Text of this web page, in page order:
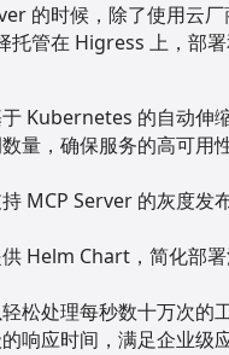
的时候，除了使用云
托管在 Higress 上，部
于 Kubernetes 的自动伸
量，确保服务的高可用
持 MCP Server 的灰度发
供 Helm Chart，简化部
松处理每秒数十万次的
响应时间，满足企业级